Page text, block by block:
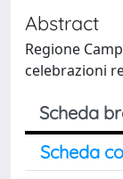
Abstract
Regione
celebrazioni
Scheda
Scheda